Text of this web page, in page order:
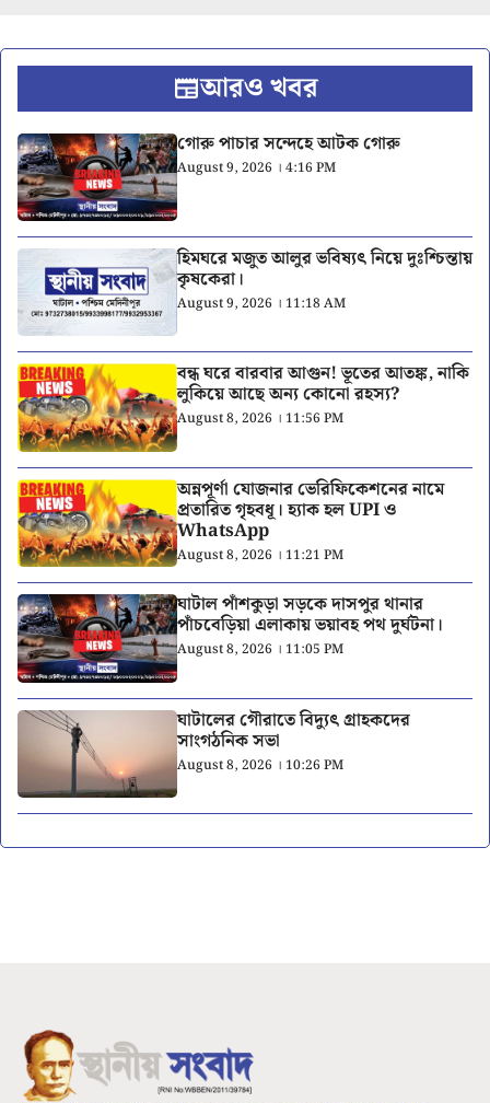
আরও খবর
গোরু পাচার সন্দেহে আটক গোরু
August 9, 2026 । 4:16 PM
হিমঘরে মজুত আলুর ভবিষ্যৎ নিয়ে দুঃশ্চিন্তায়
কৃষকেরা।
August 9, 2026 । 11:18 AM
বন্ধ ঘরে বারবার আগুন! ভূতের আতঙ্ক, নাকি
লুকিয়ে আছে অন্য কোনো রহস্য?
August 8, 2026 । 11:56 PM
অন্নপূর্ণা যোজনার ভেরিফিকেশনের নামে
প্রতারিত গৃহবধূ। হ্যাক হল UPI ও
WhatsApp
August 8, 2026 । 11:21 PM
ঘাটাল পাঁশকুড়া সড়কে দাসপুর থানার
পাঁচবেড়িয়া এলাকায় ভয়াবহ পথ দুর্ঘটনা।
August 8, 2026 । 11:05 PM
ঘাটালের গৌরাতে বিদ্যুৎ গ্রাহকদের
সাংগঠনিক সভা
August 8, 2026 । 10:26 PM